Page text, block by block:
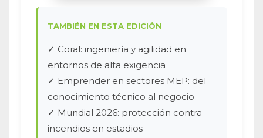
TAMBIÉN EN ESTA EDICIÓN
✓ Coral: ingeniería y agilidad en
entornos de alta exigencia
✓ Emprender en sectores MEP: del
conocimiento técnico al negocio
✓ Mundial 2026: protección contra
incendios en estadios